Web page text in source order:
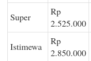
Super
Rp
2.525.000
Istimewa
Rp
2.850.000